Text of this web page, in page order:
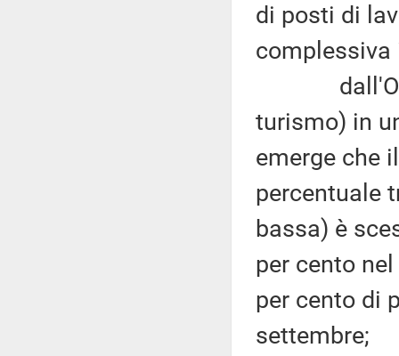
di posti di
complessiva
turismo) in
emerge che
percentuale
bassa) è
per cento
per cento di
settembre;